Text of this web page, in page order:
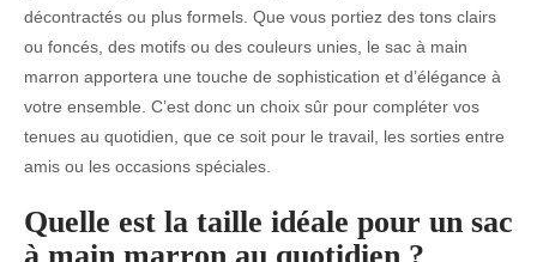
décontractés ou plus formels. Que vous portiez des tons clairs
ou foncés, des motifs ou des couleurs unies, le sac à main
marron apportera une touche de sophistication et d’élégance à
votre ensemble. C’est donc un choix sûr pour compléter vos
tenues au quotidien, que ce soit pour le travail, les sorties entre
amis ou les occasions spéciales.
Quelle est la taille idéale pour un sac
à main marron au quotidien ?